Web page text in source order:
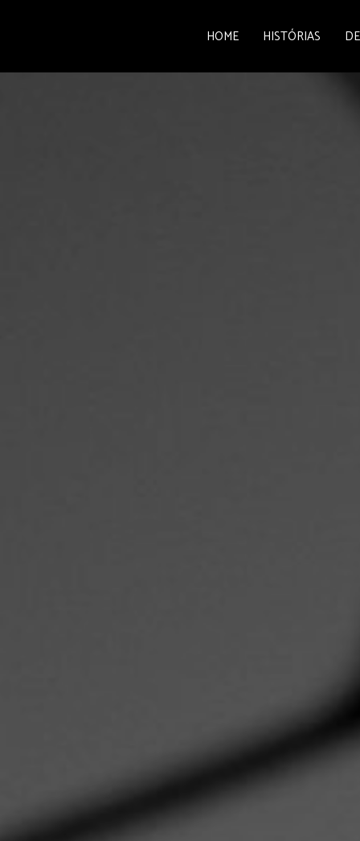
HOME HISTÓRIAS